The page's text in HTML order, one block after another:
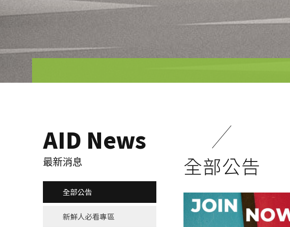
AID News
最新消息
全部公告
新鮮人必看專區
全部公告